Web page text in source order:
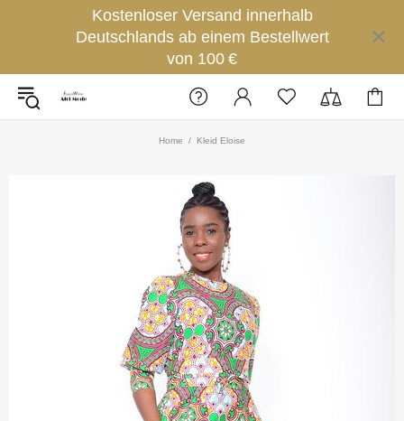
Kostenloser Versand innerhalb
Deutschlands ab einem Bestellwert
von 100 €
Home Kleid Eloise